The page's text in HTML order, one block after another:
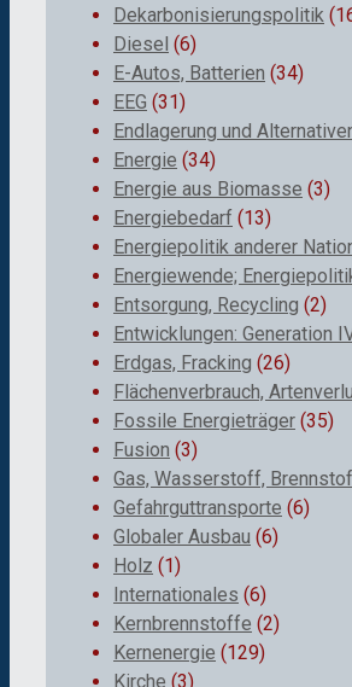
Dekarbonisierungspolitik
Diesel (6)
E-Autos, Batterien (34)
EEG (31)
Endlagerung und
Energie (34)
Energie aus Biomasse (3)
Energiebedarf (13)
Energiepolitik anderer
Energiewende;
Entsorgung, Recycling (2)
Entwicklungen: Generation
Erdgas, Fracking (26)
Flächenverbrauch,
Fossile Energieträger (35)
Fusion (3)
Gas, Wasserstoff,
Gefahrguttransporte (6)
Globaler Ausbau (6)
Holz (1)
Internationales (6)
Kernbrennstoffe (2)
Kernenergie (129)
Kirche (3)